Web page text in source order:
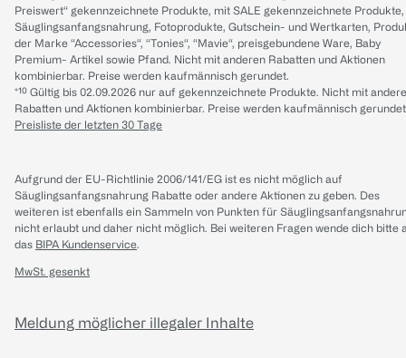
Preiswert“ gekennzeichnete Produkte, mit SALE gekennzeichnete Produkte,
Säuglingsanfangsnahrung, Fotoprodukte, Gutschein- und Wertkarten,
der Marke “Accessories“, “Tonies“, “Mavie“, preisgebundene Ware, Baby
Premium- Artikel sowie Pfand. Nicht mit anderen Rabatten und Aktionen
kombinierbar. Preise werden kaufmännisch gerundet.
*¹⁰ Gültig bis 02.09.2026 nur auf gekennzeichnete Produkte. Nicht mit
Rabatten und Aktionen kombinierbar. Preise werden kaufmännisch
Preisliste der letzten 30 Tage
Aufgrund der EU-Richtlinie 2006/141/EG ist es nicht möglich auf
Säuglingsanfangsnahrung Rabatte oder andere Aktionen zu geben. Des
weiteren ist ebenfalls ein Sammeln von Punkten für
nicht erlaubt und daher nicht möglich. Bei weiteren Fragen wende dich bitte
das BIPA Kundenservice.
MwSt. gesenkt
Meldung möglicher illegaler Inhalte